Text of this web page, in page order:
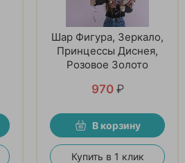
Шар Фигура, Зеркало,
Принцессы Диснея,
Розовое Золото
970 ₽
В корзину
Купить в 1 клик